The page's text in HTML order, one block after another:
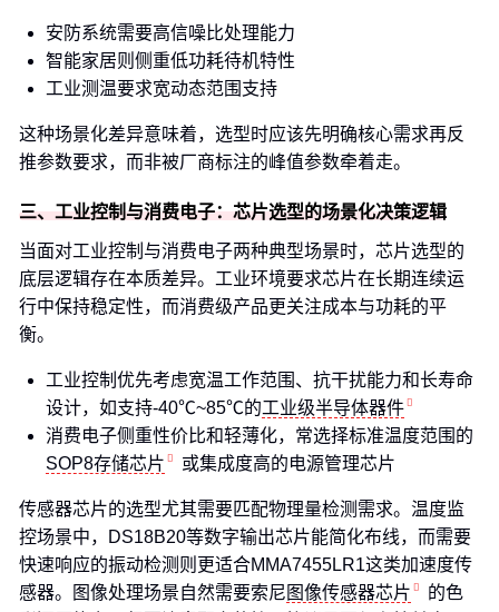
安防系统需要高信噪比处理能力
智能家居则侧重低功耗待机特性
工业测温要求宽动态范围支持
这种场景化差异意味着，选型时应该先明确核心需求再反
推参数要求，而非被厂商标注的峰值参数牵着走。
三、工业控制与消费电子：芯片选型的场景化决策逻辑
当面对工业控制与消费电子两种典型场景时，芯片选型的
底层逻辑存在本质差异。工业环境要求芯片在长期连续运
行中保持稳定性，而消费级产品更关注成本与功耗的平
衡。
工业控制优先考虑宽温工作范围、抗干扰能力和长寿命
设计，如支持-40℃~85℃的工业级半导体器件
消费电子侧重性价比和轻薄化，常选择标准温度范围的
SOP8存储芯片
或集成度高的电源管理芯片
传感器芯片的选型尤其需要匹配物理量检测需求。温度监
控场景中，DS18B20等数字输出芯片能简化布线，而需要
快速响应的振动检测则更适合MMA7455LR1这类加速度传
感器。图像处理场景自然需要索尼 图像传感器芯片
的色